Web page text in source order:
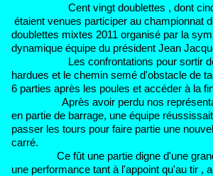
Cent vingt doublettes , dont cinq
étaient venues participer au championnat
doublettes mixtes 2011 organisé par la
dynamique équipe du président Jean
Les confrontations pour sortir des
hardues et le chemin semé d'obstacle de
6 parties après les poules et accéder à la
Après avoir perdu nos
en partie de barrage, une équipe
passer les tours pour faire partie une
carré.
Ce fût une partie digne d'une
une performance tant à l'appoint qu'au tir ,